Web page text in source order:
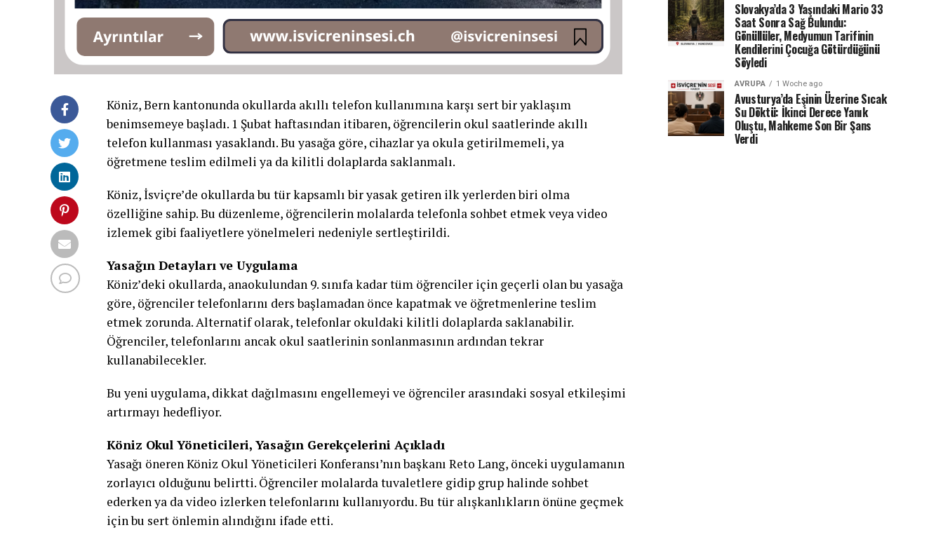
Köniz, Bern kantonunda okullarda akıllı telefon kullanımına karşı sert bir yaklaşım
benimsemeye başladı. 1 Şubat haftasından itibaren, öğrencilerin okul saatlerinde akıllı
telefon kullanması yasaklandı. Bu yasağa göre, cihazlar ya okula getirilmemeli, ya
öğretmene teslim edilmeli ya da kilitli dolaplarda saklanmalı.
Köniz, İsviçre’de okullarda bu tür kapsamlı bir yasak getiren ilk yerlerden biri olma
özelliğine sahip. Bu düzenleme, öğrencilerin molalarda telefonla sohbet etmek veya video
izlemek gibi faaliyetlere yönelmeleri nedeniyle sertleştirildi.
Yasağın Detayları ve Uygulama
Köniz’deki okullarda, anaokulundan 9. sınıfa kadar tüm öğrenciler için geçerli olan bu yasağa
göre, öğrenciler telefonlarını ders başlamadan önce kapatmak ve öğretmenlerine teslim
etmek zorunda. Alternatif olarak, telefonlar okuldaki kilitli dolaplarda saklanabilir.
Öğrenciler, telefonlarını ancak okul saatlerinin sonlanmasının ardından tekrar
kullanabilecekler.
Bu yeni uygulama, dikkat dağılmasını engellemeyi ve öğrenciler arasındaki sosyal etkileşimi
artırmayı hedefliyor.
Köniz Okul Yöneticileri, Yasağın Gerekçelerini Açıkladı
Yasağı öneren Köniz Okul Yöneticileri Konferansı’nın başkanı Reto Lang, önceki uygulamanın
zorlayıcı olduğunu belirtti. Öğrenciler molalarda tuvaletlere gidip grup halinde sohbet
ederken ya da video izlerken telefonlarını kullanıyordu. Bu tür alışkanlıkların önüne geçmek
için bu sert önlemin alındığını ifade etti.
Slovakya’da 3 Yaşındaki Mario 33
Saat Sonra Sağ Bulundu:
Gönüllüler, Medyumun Tarifinin
Kendilerini Çocuğa Götürdüğünü
Söyledi
AVRUPA 1 Woche ago
Avusturya’da Eşinin Üzerine Sıcak
Su Döktü: İkinci Derece Yanık
Oluştu, Mahkeme Son Bir Şans
Verdi